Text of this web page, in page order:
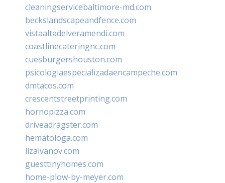
cleaningservicebaltimore-md.com
beckslandscapeandfence.com
vistaaltadelveramendi.com
coastlinecateringnc.com
cuesburgershouston.com
psicologiaespecializadaencampeche.com
dmtacos.com
crescentstreetprinting.com
hornopizza.com
driveadragster.com
hematologa.com
lizaivanov.com
guesttinyhomes.com
home-plow-by-meyer.com